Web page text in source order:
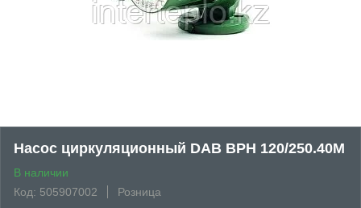
Насос циркуляционный DAB BPH 120/250.40M
В наличии
Код: 505907002
Розница